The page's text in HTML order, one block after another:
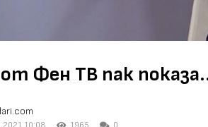
Фен ТВ пак